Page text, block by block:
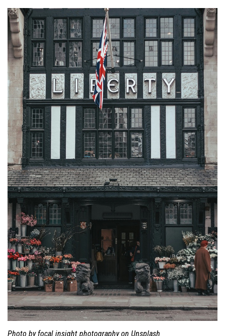
Photo by focal insight photography on Unsplash